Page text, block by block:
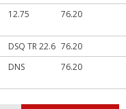
12.75 76.20
DSQ TR 22.6 76.20
DNS 76.20